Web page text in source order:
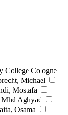
College Cologne
Michael
Mostafa
Aghyad
Osama